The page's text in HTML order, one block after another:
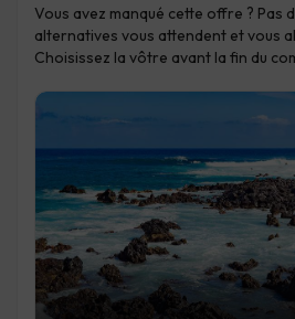
Vous avez manqué cette offre ? Pas
alternatives vous attendent et vous
Choisissez la vôtre avant la fin du